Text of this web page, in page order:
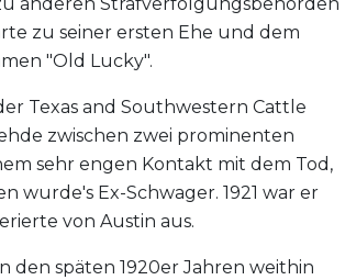
zu seiner ersten Ehe und dem
"Old Lucky".
Texas and Southwestern Cattle
zwischen zwei prominenten
sehr engen Kontakt mit dem Tod,
wurde's Ex-Schwager. 1921 war er
von Austin aus.
den späten 1920er Jahren weithin